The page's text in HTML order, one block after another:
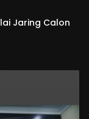
Jaring Calon